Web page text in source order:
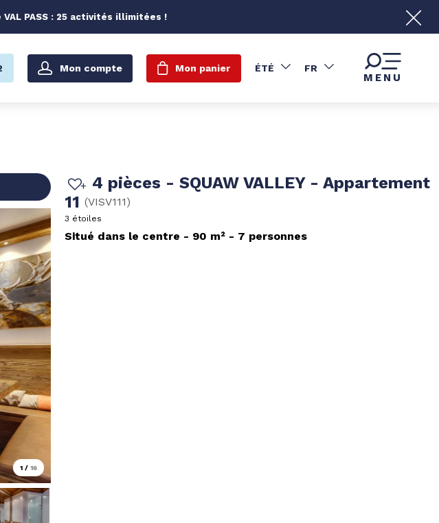
PASS : 25 activités illimitées !
Mon compte Mon panier ÉTÉ FR
MENU
1 / 16
4 pièces - SQUAW VALLEY - Appartement
11 (VISV111)
3 étoiles
Situé dans le centre 90 m² 7 personnes